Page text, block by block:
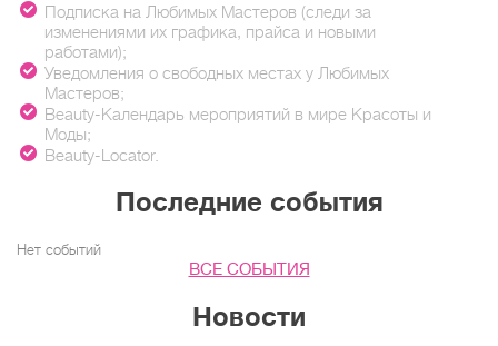
Подписка на Любимых Мастеров (следи за
изменениями их графика, прайса и новыми
работами);
Уведомления о свободных местах у Любимых
Мастеров;
Beauty-Календарь мероприятий в мире Красоты и
Моды;
Beauty-Locator.
Последние события
Нет событий
ВСЕ СОБЫТИЯ
Новости